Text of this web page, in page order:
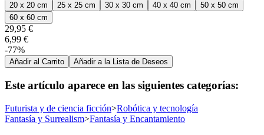
20 x 20 cm 25 x 25 cm 30 x 30 cm 40 x 40 cm
50 x 50 cm
60 x 60 cm
29,95 €
6,99 €
-77%
Añadir al Carrito Añadir a la Lista de Deseos
Este artículo aparece en las siguientes categorías:
Futurista y de ciencia ficción>Robótica y tecnología
Fantasía y Surrealism>Fantasía y Encantamiento